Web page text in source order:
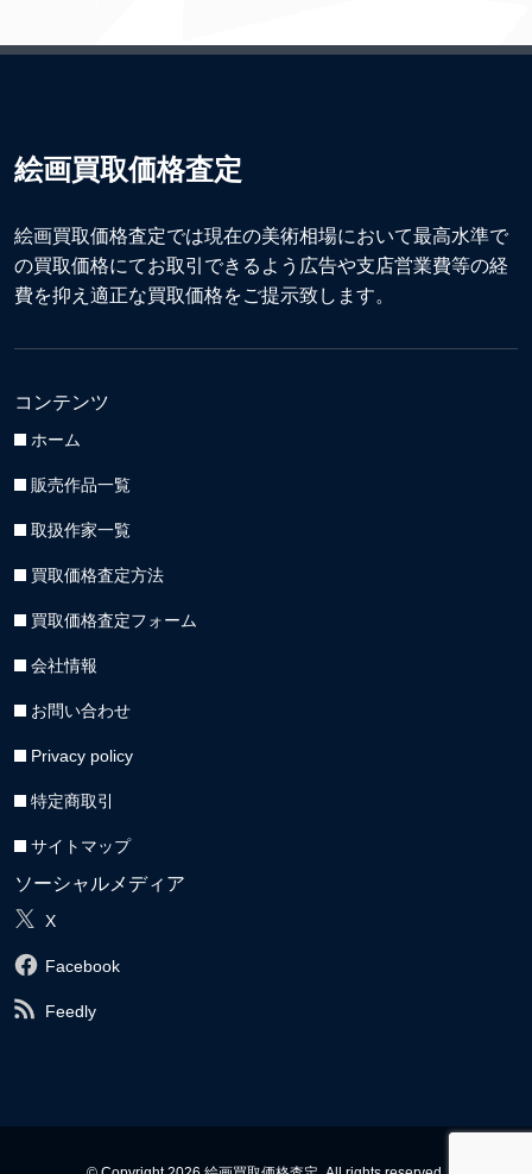
絵画買取価格査定
絵画買取価格査定では現在の美術相場において最高水準で
の買取価格にてお取引できるよう広告や支店営業費等の経
費を抑え適正な買取価格をご提示致します。
コンテンツ
ホーム
販売作品一覧
取扱作家一覧
買取価格査定方法
買取価格査定フォーム
会社情報
お問い合わせ
Privacy policy
特定商取引
サイトマップ
ソーシャルメディア
X
Facebook
Feedly